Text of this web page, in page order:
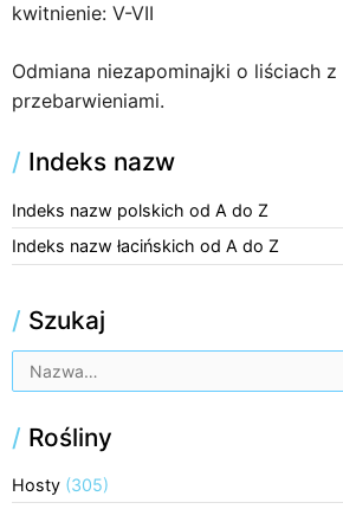
kwitnienie: V-VII
Odmiana niezapominajki o liściach
przebarwieniami.
/ Indeks nazw
Indeks nazw polskich od A do Z
Indeks nazw łacińskich od A do Z
/ Szukaj
/ Rośliny
Hosty (305)